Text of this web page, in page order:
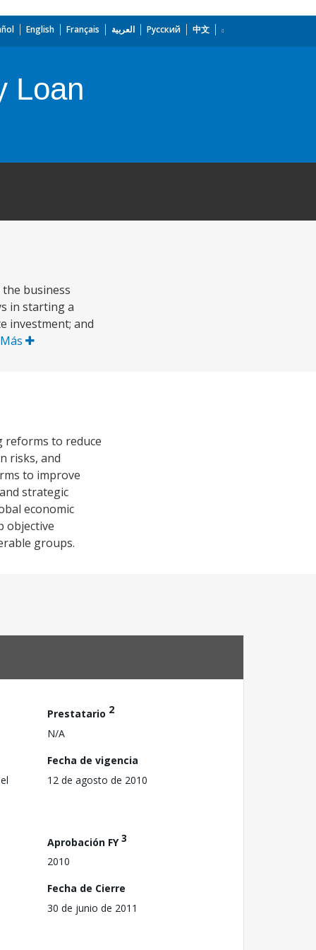
English Français العربية Русский 中文
Loan
business
in starting a
investment; and
reforms to reduce
risks, and
to improve
strategic
economic
objective
groups.
Prestatario 2
N/A
Fecha de vigencia
12 de agosto de 2010
Aprobación FY3
2010
Fecha de Cierre
30 de junio de 2011